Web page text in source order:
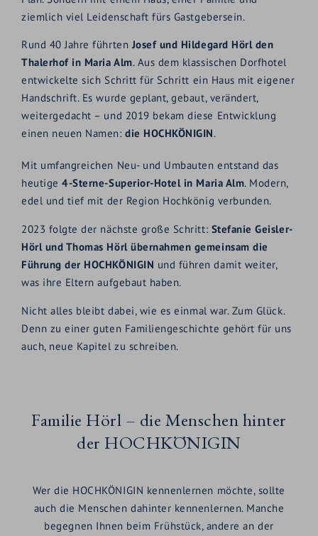
ziemlich viel Leidenschaft fürs Gastgebersein.
Rund 40 Jahre führtenJosef und Hildegard Hörl den
Thalerhof in Maria Alm. Aus dem klassischen Dorfhotel
entwickelte sich Schritt für Schritt ein Haus mit eigener
Handschrift. Es wurde geplant, gebaut, verändert,
weitergedacht – und 2019 bekam diese Entwicklung
einen neuen Namen:die HOCHKÖNIGIN.
Mit umfangreichen Neu- und Umbauten entstand das
heutige4-Sterne-Superior-Hotel in Maria Alm. Modern,
edel und tief mit der Region Hochkönig verbunden.
2023 folgte der nächste große Schritt: Stefanie Geisler-
Hörl und Thomas Hörl übernahmen gemeinsam die
Führung der HOCHKÖNIGIN und führen damit weiter,
was ihre Eltern aufgebaut haben.
Nicht alles bleibt dabei, wie es einmal war. Zum Glück.
Denn zu einer guten Familiengeschichte gehört für uns
auch, neue Kapitel zu schreiben.
Familie Hörl – die Menschen hinter
der HOCHKÖNIGIN
Wer die HOCHKÖNIGIN kennenlernen möchte, sollte
auch die Menschen dahinter kennenlernen. Manche
begegnen Ihnen beim Frühstück, andere an der